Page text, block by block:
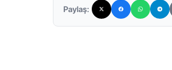
Paylaş: